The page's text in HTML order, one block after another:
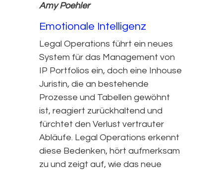
Amy Poehler
Emotionale Intelligenz
Legal Operations führt ein neues
System für das Management von
IP Portfolios ein, doch eine Inhouse
Juristin, die an bestehende
Prozesse und Tabellen gewöhnt
ist, reagiert zurückhaltend und
fürchtet den Verlust vertrauter
Abläufe. Legal Operations erkennt
diese Bedenken, hört aufmerksam
zu und zeigt auf, wie das neue